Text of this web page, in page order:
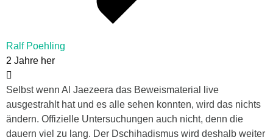
Ralf Poehling
2 Jahre her
Selbst wenn Al Jaezeera das Beweismaterial live
ausgestrahlt hat und es alle sehen konnten, wird das nichts
ändern. Offizielle Untersuchungen auch nicht, denn die
dauern viel zu lang. Der Dschihadismus wird deshalb weiter